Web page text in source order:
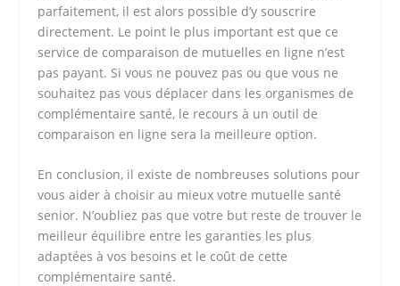
parfaitement, il est alors possible d’y souscrire
directement. Le point le plus important est que ce
service de comparaison de mutuelles en ligne n’est
pas payant. Si vous ne pouvez pas ou que vous ne
souhaitez pas vous déplacer dans les organismes de
complémentaire santé, le recours à un outil de
comparaison en ligne sera la meilleure option.
En conclusion, il existe de nombreuses solutions pour
vous aider à choisir au mieux votre mutuelle santé
senior. N’oubliez pas que votre but reste de trouver le
meilleur équilibre entre les garanties les plus
adaptées à vos besoins et le coût de cette
complémentaire santé.